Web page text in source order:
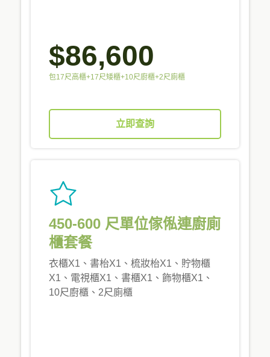
$86,600
包17尺高櫃+17尺矮櫃+10尺廚櫃+2尺廁櫃
立即查詢
450-600 尺單位傢俬連廚廁
櫃套餐
衣櫃X1、書枱X1、梳妝枱X1、貯物櫃
X1、電視櫃X1、書櫃X1、飾物櫃X1、
10尺廚櫃、2尺廁櫃